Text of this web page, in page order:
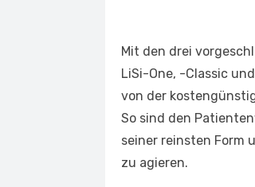
Mit den drei
LiSi-One, -Classic
von der
So sind den
seiner reinsten Form
zu agieren.